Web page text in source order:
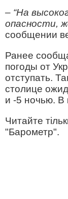
– “На
опасности,
сообщении
Ранее
погоды от
отступать.
столице
и -5 ночью. В
Читайте
"Барометр".